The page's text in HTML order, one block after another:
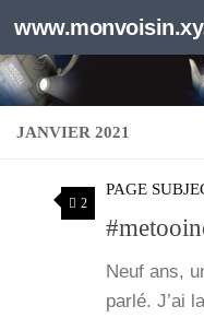
Au dessous du
JANVIER 2021
2
PAGE
Neuf ans,
par­lé. J’ai